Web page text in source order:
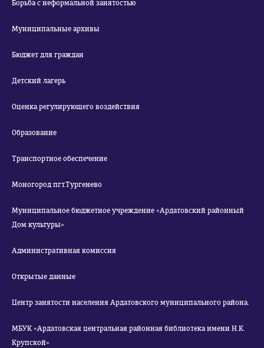
Борьба с неформальной занятостью
Муниципальные архивы
Бюджет для граждан
Детский лагерь
Оценка регулирующего воздействия
Образование
Транспортное обеспечение
Моногород пгт.Тургенево
Муниципальное бюджетное учреждение «Ардатовский районный
Дом культуры»
Административная комиссия
Открытые данные
Центр занятости населения Ардатовского муниципального района.
МБУК «Ардатовская центральная районная библиотека имени Н.К.
Крупской»